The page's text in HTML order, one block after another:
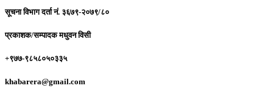
सूचना विभाग दर्ता नं. ३६७९-२०७९/८०
प्रकाशक/सम्पादकमधुवन विसी
+९७७-९८५८०५०३३५
khabarera@gmail.com